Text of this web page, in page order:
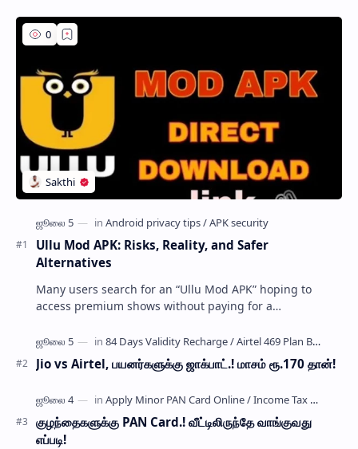
Ullu Mod APK: Risks, Reality, and Safer
Alternatives
Many users search for an “Ullu Mod APK” hoping to
access premium shows without paying for a
…
Jio vs Airtel, பயனர்களுக்கு ஜாக்பாட்.! மாசம் ரூ.170 தான்!
குழந்தைகளுக்கு PAN Card.! வீட்டிலிருந்தே வாங்குவது
எப்படி!